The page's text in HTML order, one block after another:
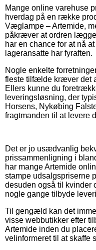
Mange online varehuse
hverdag på en række
Væglampe – Artemide,
påkræver at ordren
har en chance for at nå
lageransatte har fyraften.
Nogle enkelte
fleste tilfælde kræver det
Ellers kunne du
leveringsløsning, der
Horsens, Nykøbing
fragtmanden til at levere
Det er jo usædvanlig
prissammenligning i
har mange Artemide
stampe udsalgspriserne
desuden også til kvinder
nogle gange tilbyde
Til gengæld kan det
visse webbutikker efter
Artemide inden du
velinformeret til at skaffe